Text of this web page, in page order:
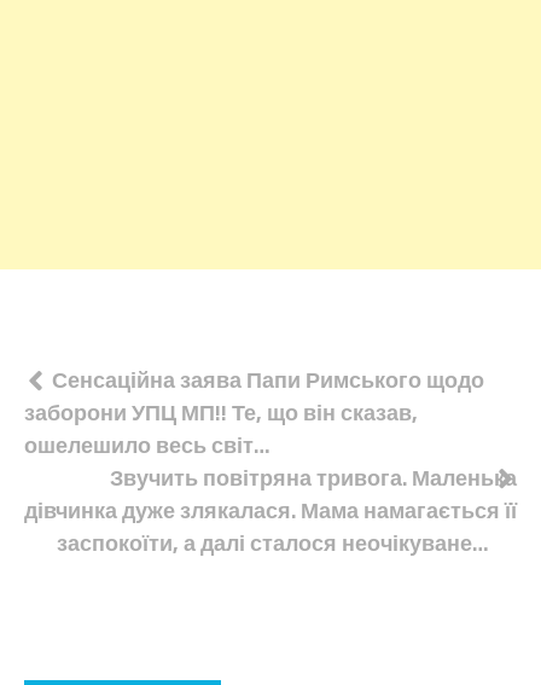
Навігація
записів
Сенсаційна заява Папи Римського щодо
заборони УПЦ МП!! Те, що він сказав,
ошелешило весь світ…
Звучить повітряна тривога. Маленька
дівчинка дуже злякалася. Мама намагається її
заспокоїти, а далі сталося неочікуване…